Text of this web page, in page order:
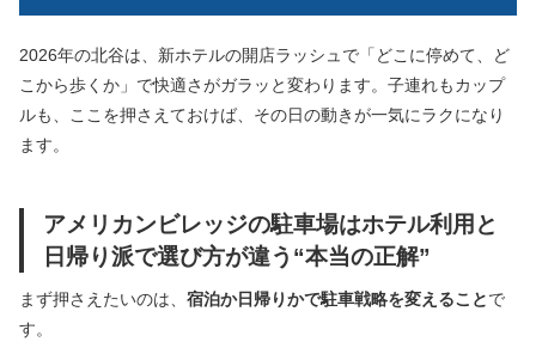
2026年の北谷は、新ホテルの開店ラッシュで「どこに停めて、ど
こから歩くか」で快適さがガラッと変わります。子連れもカップ
ルも、ここを押さえておけば、その日の動きが一気にラクになり
ます。
アメリカンビレッジの駐車場はホテル利用と
日帰り派で選び方が違う“本当の正解”
まず押さえたいのは、 宿泊か日帰りかで駐車戦略を変えることで
す。